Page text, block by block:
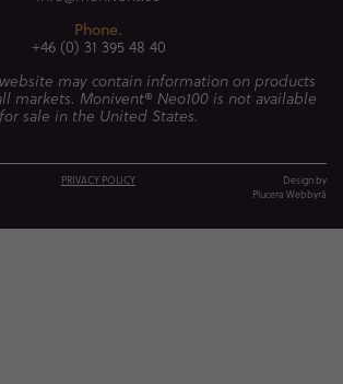
Phone.
+46 (0) 31 395 48 40
may contain information on products
markets. Monivent® Neo100 is not available
for sale in the United States.
PRIVACY POLICY
Design by
Plucera Webbyrå